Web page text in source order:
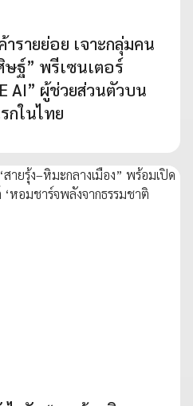
ารายย่อย เจาะกลุ่มคน
ฐ์” พรีเซนเตอร์
AI” ผู้ช่วยส่วนตัวบน
กในไทย